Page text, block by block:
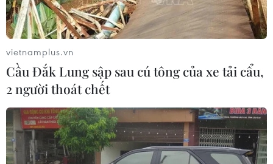
vietnamplus.vn
Cầu Đắk Lung sập sau cú tông của xe tải cẩu,
2 người thoát chết